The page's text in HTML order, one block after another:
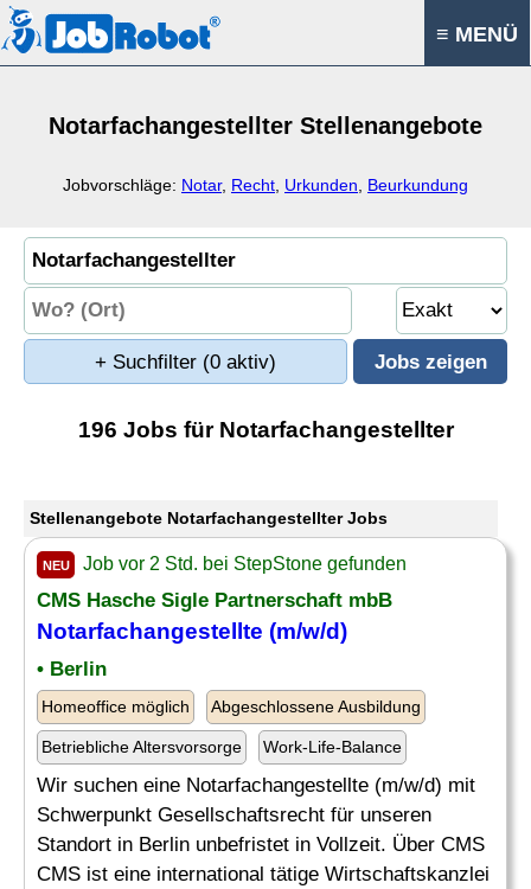
≡ MENÜ
Notarfachangestellter Stellenangebote
Jobvorschläge: Notar, Recht Urkunden Beurkundung
+ Suchfilter (0 aktiv)
196 Jobs für Notarfachangestellter
Stellenangebote Notarfachangestellter Jobs
NEU Job vor 2 Std. bei StepStone gefunden
CMS Hasche Sigle Partnerschaft mbB
Notarfachangestellte (m/w/d)
• Berlin
Homeoffice möglich Abgeschlossene Ausbildung
Betriebliche Altersvorsorge Work-Life-Balance
Wir suchen eine Notarfachangestellte (m/w/d) mit
Schwerpunkt Gesellschaftsrecht für unseren
Standort in Berlin unbefristet in Vollzeit. Über CMS
CMS ist eine international tätige Wirtschaftskanzlei